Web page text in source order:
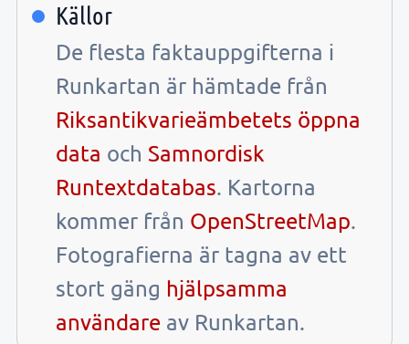
Källor
De flesta faktauppgifterna i
Runkartan är hämtade från
Riksantikvarieämbetets öppna
data och Samnordisk
Runtextdatabas. Kartorna
kommer från OpenStreetMap.
Fotografierna är tagna av ett
stort gäng hjälpsamma
användare av Runkartan.